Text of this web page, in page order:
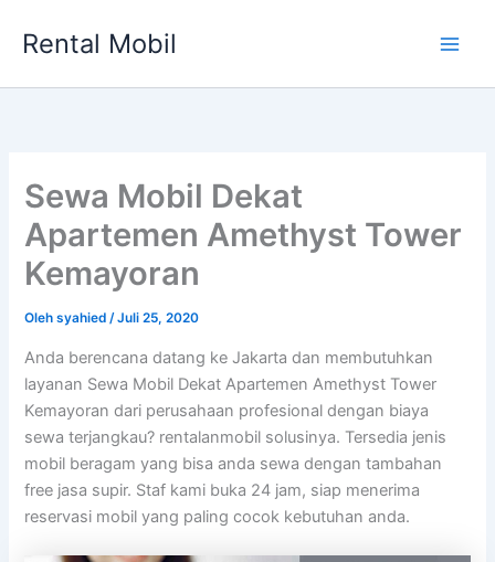
Rental Mobil
Sewa Mobil Dekat
Apartemen Amethyst Tower
Kemayoran
Olehsyahied/Juli 25, 2020
Anda berencana datang ke Jakarta dan membutuhkan
layanan Sewa Mobil Dekat Apartemen Amethyst Tower
Kemayoran dari perusahaan profesional dengan biaya
sewa terjangkau? rentalanmobil solusinya. Tersedia jenis
mobil beragam yang bisa anda sewa dengan tambahan
free jasa supir. Staf kami buka 24 jam, siap menerima
reservasi mobil yang paling cocok kebutuhan anda.